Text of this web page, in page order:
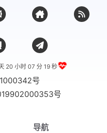
20 小时 07 分 20 秒
号
号
导航